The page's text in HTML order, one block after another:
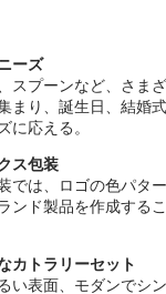
ーズ
スプーンなど、さま
まり、誕生日、結婚
に応える。
ス包装
では、ロゴの色パタ
ンド製品を作成する
カトラリーセット
い表面、モダンでシ